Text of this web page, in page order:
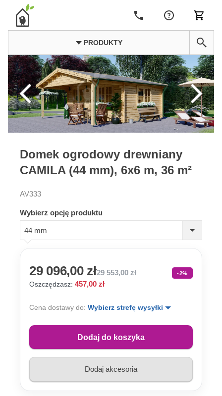
PRODUKTY
Domek ogrodowy drewniany
CAMILA (44 mm), 6x6 m, 36 m²
AV333
Wybierz opcję produktu
44 mm
29 096,00 zł29 553,00 zł -2%
Oszczędzasz: 457,00 zł
Cena dostawy do: Wybierz strefę wysyłki
Dodaj do koszyka
Dodaj akcesoria